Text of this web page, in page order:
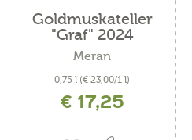
Goldmuskateller
"Graf" 2024
Meran
0,75 l (€ 23,00/1 l)
inkl. MwSt. zzgl. Versandkosten
€ 17,25